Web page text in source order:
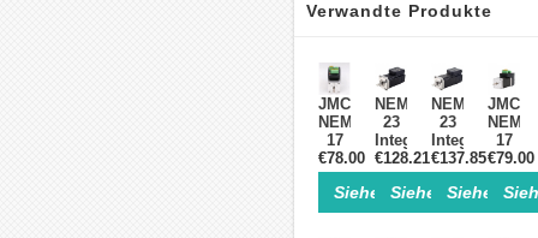
Verwandte Produkte
JMC
NEMA
17
AC-
Integrierter
Servomotor,
52W,
€78.00
Siehe Einzelheiten>
NEMA
23
Integrierter
Servomotor
130W
3000rpm
0.45Nm
€128.21
Siehe
NEMA
23
Integrierter
W
3000
U/min
€137.85
Siehe
JMC
NEMA
17
AC-
78W,
€79.00